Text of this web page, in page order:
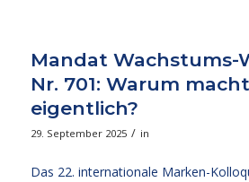
Mandat Wachstums-
Nr. 701: Warum
eigentlich?
29. September 2025 / in
Das 22. internationale Marken-